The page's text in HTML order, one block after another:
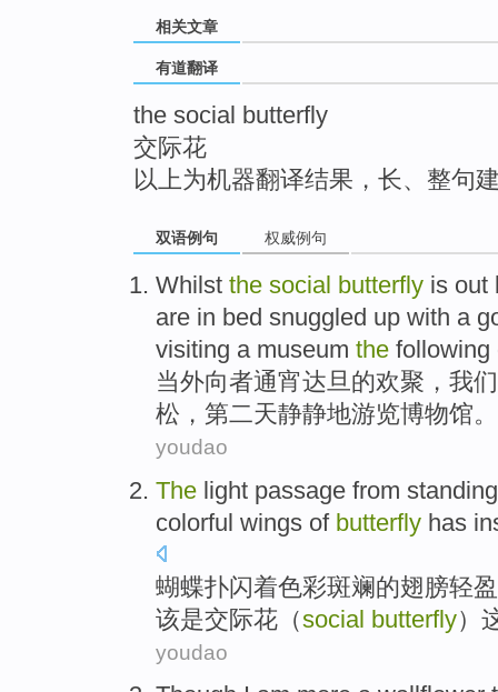
相关文章
有道翻译
the social butterfly
交际花
以上为机器翻译结果，长、整句
双语例句 权威例句
Whilst the social butterfly is out
are in bed snuggled up with a
visiting a museum the following
当外向者通宵达旦 的欢聚， 我们
松 ， 第二天静静地游览博物馆。
youdao
The light passage from
colorful wings of butterfly has
蝴蝶扑闪着色彩斑斓的翅膀轻
该是交际花（social butterfly）
youdao